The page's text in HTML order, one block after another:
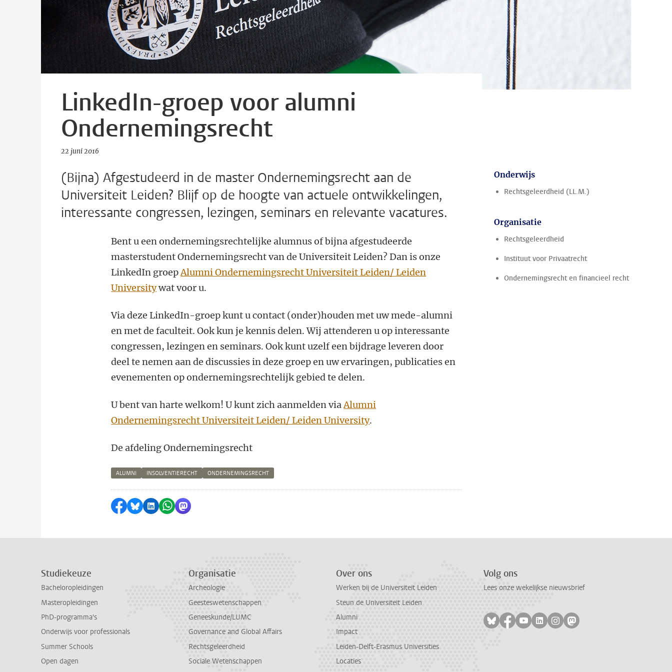
LinkedIn-groep voor alumni
Ondernemingsrecht
22 juni 2016
(Bijna) Afgestudeerd in de master Ondernemingsrecht aan de
Universiteit Leiden? Blijf op de hoogte van actuele ontwikkelingen,
interessante congressen, lezingen, seminars en relevante vacatures.
Bent u een ondernemingsrechtelijke alumnus of bijna afgestudeerde
masterstudent Ondernemingsrecht van de Universiteit Leiden? Dan is onze
LinkedIn groepAlumni Ondernemingsrecht Universiteit Leiden/ Leiden
Universitywat voor u.
Via deze LinkedIn-groep kunt u contact (onder)houden met uw mede-alumni
en met de faculteit. Ook kun je kennis delen. Wij attenderen u op interessante
congressen, lezingen en seminars. Ook kunt uzelf een bijdrage leveren door
deel te nemen aan de discussies in deze groep en uw ervaringen, publicaties en
evenementen op ondernemingsrechtelijk gebied te delen.
U bent van harte welkom! U kunt zich aanmelden viaAlumni
Ondernemingsrecht Universiteit Leiden/ Leiden University.
De afdeling Ondernemingsrecht
ALUMNI INSOLVENTIERECHT ONDERNEMINGSRECHT
Delen op Facebook
Delen via Bluesky
Delen op LinkedIn
Delen via WhatsApp
Delen via Mastodon
Onderwijs
Rechtsgeleerdheid (LL.M.)
Organisatie
Rechtsgeleerdheid
Instituut voor Privaatrecht
Ondernemingsrecht en financieel recht
Studiekeuze
Bacheloropleidingen
Masteropleidingen
PhD-programma's
Onderwijs voor professionals
Summer Schools
Open dagen
Organisatie
Archeologie
Geesteswetenschappen
Geneeskunde/LUMC
Governance and Global Affairs
Rechtsgeleerdheid
Sociale Wetenschappen
Over ons
Werken bij de Universiteit Leiden
Steun de Universiteit Leiden
Alumni
Impact
Leiden-Delft-Erasmus Universities
Locaties
Volg ons
Lees onze wekelijkse nieuwsbrief
Volg ons op bluesky
Volg ons op facebook
Volg ons op youtube
Volg ons op linkedin
Volg ons op instagram
Volg ons op mastodon